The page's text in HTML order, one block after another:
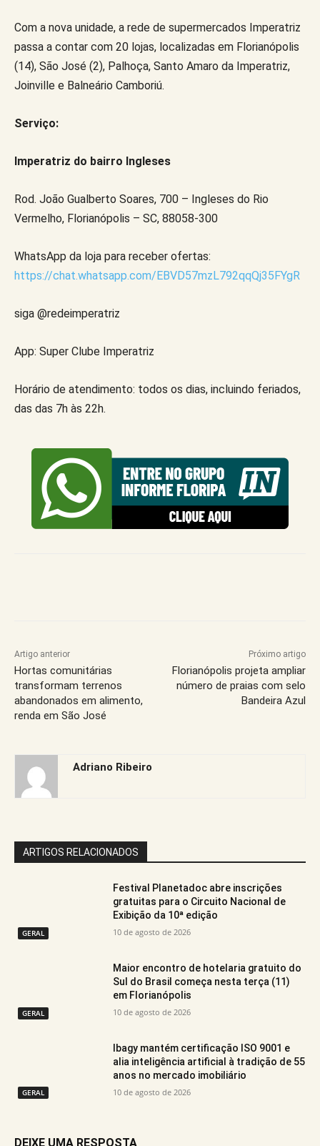
Com a nova unidade, a rede de supermercados Imperatriz
passa a contar com 20 lojas, localizadas em Florianópolis
(14), São José (2), Palhoça, Santo Amaro da Imperatriz,
Joinville e Balneário Camboriú.
Serviço:
Imperatriz do bairro Ingleses
Rod. João Gualberto Soares, 700 – Ingleses do Rio
Vermelho, Florianópolis – SC, 88058-300
WhatsApp da loja para receber ofertas:
https://chat.whatsapp.com/EBVD57mzL792qqQj35FYgR
siga @redeimperatriz
App: Super Clube Imperatriz
Horário de atendimento: todos os dias, incluindo feriados,
das das 7h às 22h.
Artigo anterior
Hortas comunitárias
transformam terrenos
abandonados em alimento,
renda em São José
Próximo artigo
Florianópolis projeta ampliar
número de praias com selo
Bandeira Azul
Adriano Ribeiro
ARTIGOS RELACIONADOS
GERAL
Festival Planetadoc abre inscrições
gratuitas para o Circuito Nacional de
Exibição da 10ª edição
10 de agosto de 2026
GERAL
Maior encontro de hotelaria gratuito do
Sul do Brasil começa nesta terça (11)
em Florianópolis
10 de agosto de 2026
GERAL
Ibagy mantém certificação ISO 9001 e
alia inteligência artificial à tradição de 55
anos no mercado imobiliário
10 de agosto de 2026
DEIXE UMA RESPOSTA